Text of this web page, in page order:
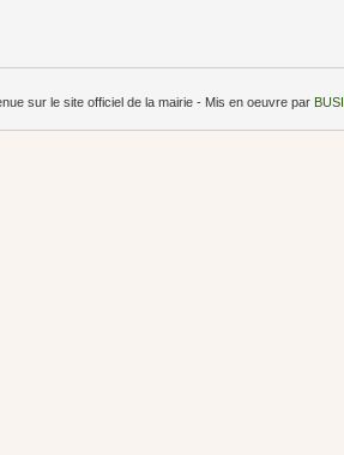
sur le site officiel de la mairie - Mis en oeuvre par